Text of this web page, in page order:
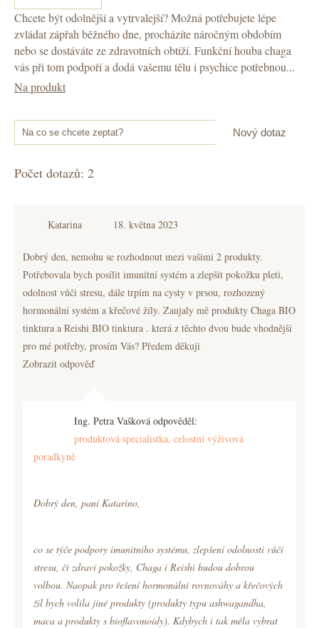
Chcete být odolnější a vytrvalejší? Možná potřebujete lépe
zvládat zápřah běžného dne, procházíte náročným obdobím
nebo se dostáváte ze zdravotních obtíží. Funkční houba chaga
vás při tom podpoří a dodá vašemu tělu i psychice potřebnou...
Na produkt
Na co se chcete zeptat? Nový dotaz
Počet dotazů: 2
Katarina 18. května 2023
Dobrý den, nemohu se rozhodnout mezi vašimi 2 produkty.
Potřebovala bych posílit imunitní systém a zlepšit pokožku pleti,
odolnost vůči stresu, dále trpím na cysty v prsou, rozhozený
hormonální systém a křečové žíly. Zaujaly mě produkty Chaga BIO
tinktura a Reishi BIO tinktura . která z těchto dvou bude vhodnější
pro mé potřeby, prosím Vás? Předem děkuji
Zobrazit odpověď
Ing. Petra Vašková odpověděl:
produktová specialistka, celostní výživová
poradkyně
Dobrý den, paní Katarino,
co se týče podpory imunitního systému, zlepšení odolnosti vůči
stresu, či zdraví pokožky, Chaga i Reishi budou dobrou
volbou. Naopak pro řešení hormonální rovnováhy a křečových
žil bych volila jiné produkty (produkty typu ashwagandha,
maca a produkty s bioflavonoidy). Kdybych i tak měla vybrat